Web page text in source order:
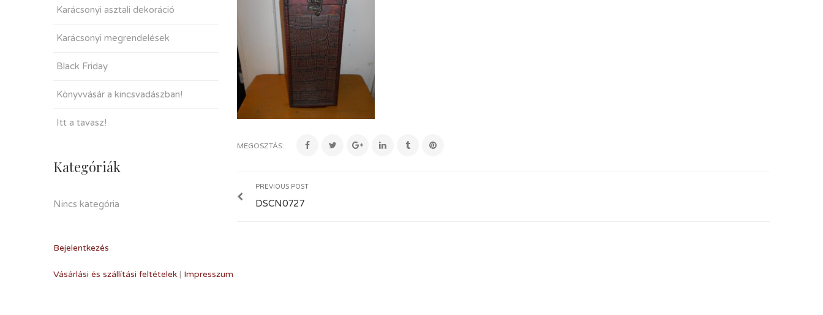
Karácsonyi asztali dekoráció
Karácsonyi megrendelések
Black Friday
Könyvvásár a kincsvadászban!
Itt a tavasz!
Kategóriák
Nincs kategória
Bejelentkezés
MEGOSZTÁS:
PREVIOUS POST
DSCN0727
Vásárlási és szállítási feltételek | Impresszum